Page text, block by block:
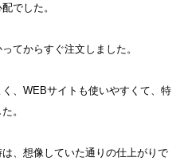
でした。
てからすぐ注文しました。
、WEBサイトも使いやすくて、特
。
、想像していた通りの仕上がりで